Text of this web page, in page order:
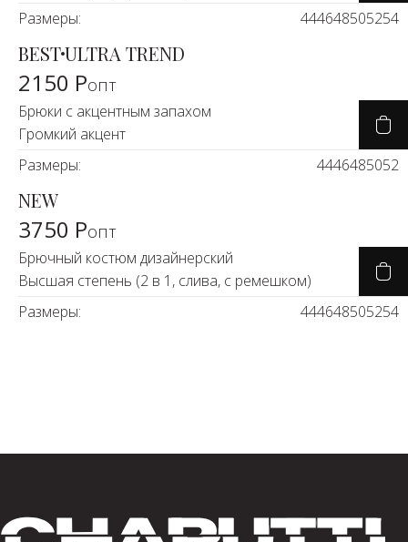
Размеры:
444648505254
BESTULTRA TREND
2150 Ропт
Брюки с акцентным запахом
Громкий акцент
Размеры:
4446485052
NEW
3750 Ропт
Брючный костюм дизайнерский
Высшая степень (2 в 1, слива, с ремешком)
Размеры:
444648505254